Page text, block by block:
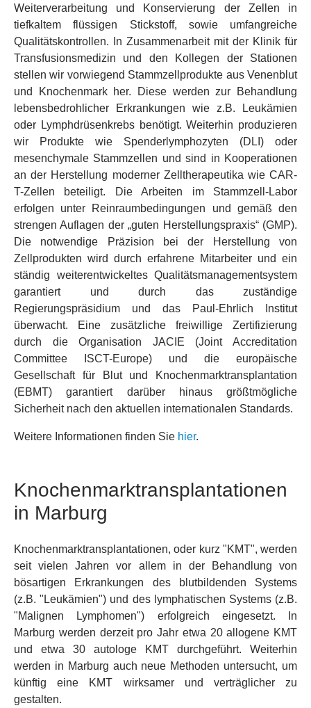
Weiterverarbeitung und Konservierung der Zellen in
tiefkaltem flüssigen Stickstoff, sowie umfangreiche
Qualitätskontrollen. In Zusammenarbeit mit der Klinik für
Transfusionsmedizin und den Kollegen der Stationen
stellen wir vorwiegend Stammzellprodukte aus Venenblut
und Knochenmark her. Diese werden zur Behandlung
lebensbedrohlicher Erkrankungen wie z.B. Leukämien
oder Lymphdrüsenkrebs benötigt. Weiterhin produzieren
wir Produkte wie Spenderlymphozyten (DLI) oder
mesenchymale Stammzellen und sind in Kooperationen
an der Herstellung moderner Zelltherapeutika wie CAR-
T-Zellen beteiligt. Die Arbeiten im Stammzell-Labor
erfolgen unter Reinraumbedingungen und gemäß den
strengen Auflagen der „guten Herstellungspraxis“ (GMP).
Die notwendige Präzision bei der Herstellung von
Zellprodukten wird durch erfahrene Mitarbeiter und ein
ständig weiterentwickeltes Qualitätsmanagementsystem
garantiert und durch das zuständige
Regierungspräsidium und das Paul-Ehrlich Institut
überwacht. Eine zusätzliche freiwillige Zertifizierung
durch die Organisation JACIE (Joint Accreditation
Committee ISCT-Europe) und die europäische
Gesellschaft für Blut und Knochenmarktransplantation
(EBMT) garantiert darüber hinaus größtmögliche
Sicherheit nach den aktuellen internationalen Standards.
Weitere Informationen finden Sie hier.
Knochenmarktransplantationen
in Marburg
Knochenmarktransplantationen, oder kurz "KMT", werden
seit vielen Jahren vor allem in der Behandlung von
bösartigen Erkrankungen des blutbildenden Systems
(z.B. "Leukämien") und des lymphatischen Systems (z.B.
"Malignen Lymphomen") erfolgreich eingesetzt. In
Marburg werden derzeit pro Jahr etwa 20 allogene KMT
und etwa 30 autologe KMT durchgeführt. Weiterhin
werden in Marburg auch neue Methoden untersucht, um
künftig eine KMT wirksamer und verträglicher zu
gestalten.